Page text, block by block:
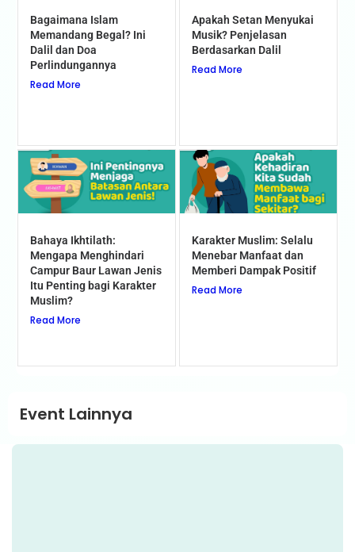
Bagaimana Islam
Memandang Begal? Ini
Dalil dan Doa
Perlindungannya
Read More
Apakah Setan Menyukai
Musik? Penjelasan
Berdasarkan Dalil
Read More
Bahaya Ikhtilath:
Mengapa Menghindari
Campur Baur Lawan Jenis
Itu Penting bagi Karakter
Muslim?
Read More
Karakter Muslim: Selalu
Menebar Manfaat dan
Memberi Dampak Positif
Read More
Event Lainnya